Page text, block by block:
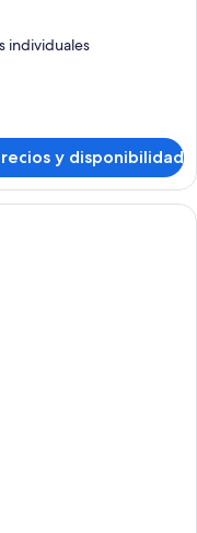
individuales
y disponibilidad